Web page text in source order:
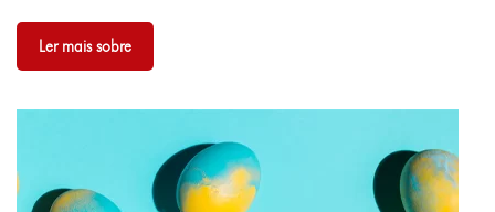
Ler mais sobre